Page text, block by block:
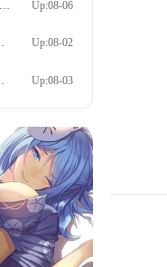
Up:08-06
Up:08-02
Up:08-03